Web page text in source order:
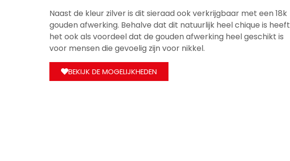
Naast de kleur zilver is dit sieraad ook verkrijgbaar met een 18k
gouden afwerking. Behalve dat dit natuurlijk heel chique is heeft
het ook als voordeel dat de gouden afwerking heel geschikt is
voor mensen die gevoelig zijn voor nikkel.
BEKIJK DE MOGELIJKHEDEN